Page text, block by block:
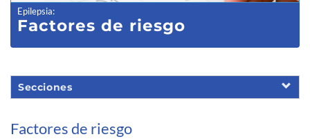
Epilepsia:
Factores de riesgo
Secciones
Factores de riesgo